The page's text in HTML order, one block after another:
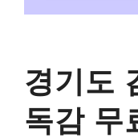
경기도
독감 무